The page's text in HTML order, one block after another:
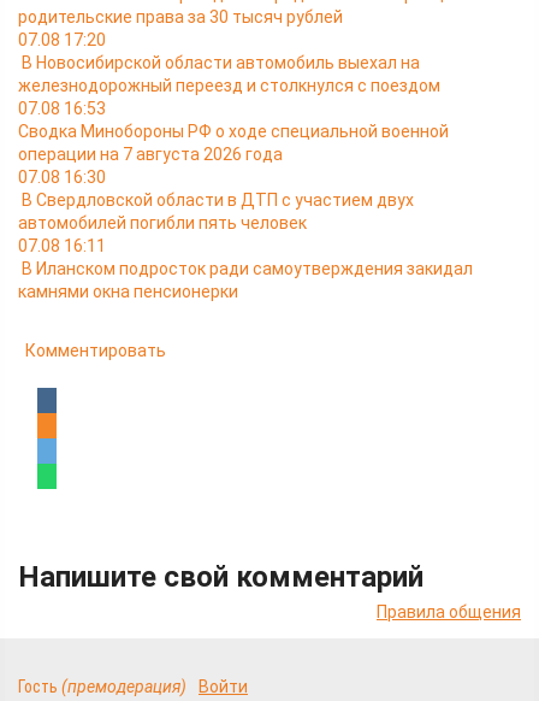
родительские права за 30 тысяч рублей
07.08 17:20
В Новосибирской области автомобиль выехал на
железнодорожный переезд и столкнулся с поездом
07.08 16:53
Сводка Минобороны РФ о ходе специальной военной
операции на 7 августа 2026 года
07.08 16:30
В Свердловской области в ДТП с участием двух
автомобилей погибли пять человек
07.08 16:11
В Иланском подросток ради самоутверждения закидал
камнями окна пенсионерки
Комментировать
Напишите свой комментарий
Правила общения
Гость (премодерация) Войти